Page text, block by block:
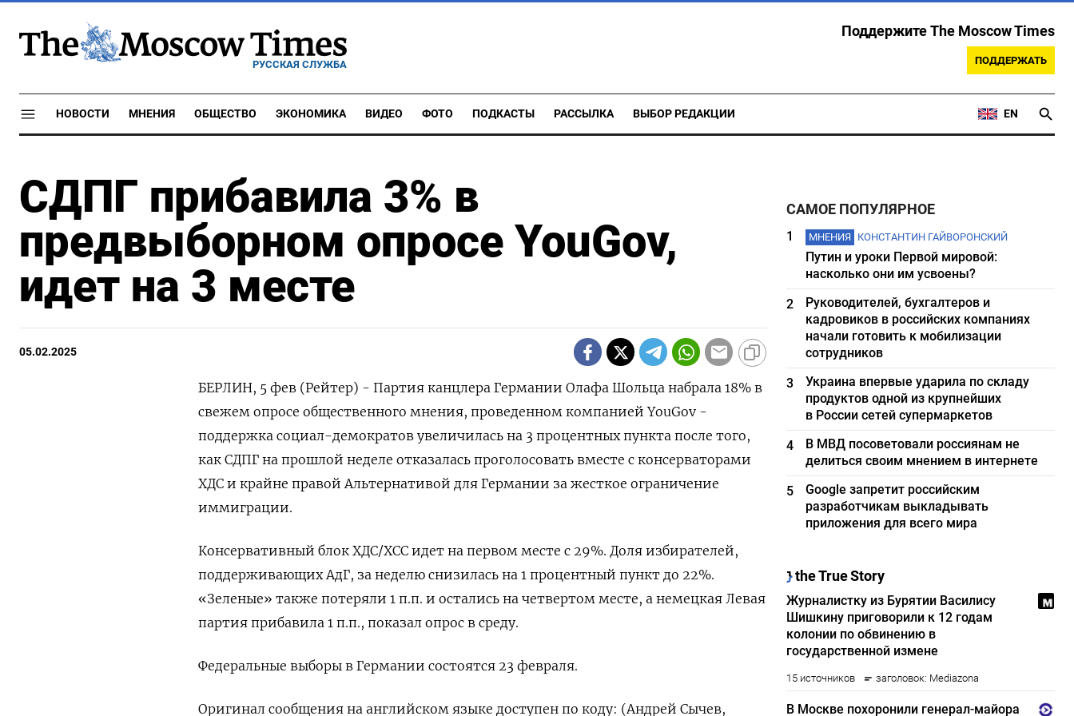
РУССКАЯ СЛУЖБА
Поддержите The Moscow Times
ПОДДЕРЖАТЬ
НОВОСТИ МНЕНИЯ ОБЩЕСТВО ЭКОНОМИКА ВИДЕО ФОТО ПОДКАСТЫ РАССЫЛКА ВЫБОР РЕДАКЦИИ EN
СДПГ прибавила 3% в
предвыборном опросе YouGov,
идет на 3 месте
05.02.2025
БЕРЛИН, 5 фев (Рейтер) - Партия канцлера Германии Олафа Шольца набрала 18% в
свежем опросе общественного мнения, проведенном компанией YouGov -
поддержка социал-демократов увеличилась на 3 процентных пункта после того,
как СДПГ на прошлой неделе отказалась проголосовать вместе с консерваторами
ХДС и крайне правой Альтернативой для Германии за жесткое ограничение
иммиграции.
Консервативный блок ХДС/ХСС идет на первом месте с 29%. Доля избирателей,
поддерживающих АдГ, за неделю снизилась на 1 процентный пункт до 22%.
«Зеленые» также потеряли 1 п.п. и остались на четвертом месте, а немецкая Левая
партия прибавила 1 п.п., показал опрос в среду.
Федеральные выборы в Германии состоятся 23 февраля.
Оригинал сообщения на английском языке доступен по коду: (Андрей Сычев,
САМОЕ ПОПУЛЯРНОЕ
1 МНЕНИЯ КОНСТАНТИН ГАЙВОРОНСКИЙ
Путин и уроки Первой мировой:
насколько они им усвоены?
2
Руководителей, бухгалтеров и
кадровиков в российских компаниях
начали готовить к мобилизации
сотрудников
3
Украина впервые ударила по складу
продуктов одной из крупнейших
в России сетей супермаркетов
4
В МВД посоветовали россиянам не
делиться своим мнением в интернете
5
Google запретит российским
разработчикам выкладывать
приложения для всего мира